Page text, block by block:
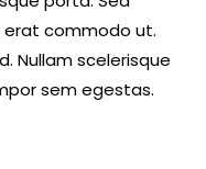
erat commodo ut.
Nullam scelerisque
sem egestas.